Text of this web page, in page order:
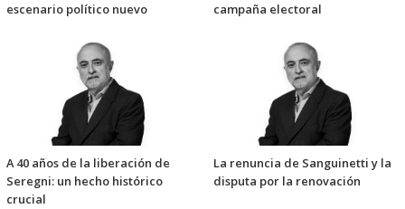
escenario político nuevo
campaña electoral
A 40 años de la liberación de
Seregni: un hecho histórico
crucial
La renuncia de Sanguinetti y la
disputa por la renovación